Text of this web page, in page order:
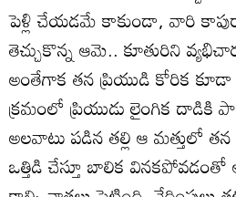
పెళ్లి చేయడమే కాకుండా, వారి
తెచ్చుకొన్న ఆమె.. కూతురిని
అంతేగాక తన ప్రియుడి కోరిక
క్రమంలో ప్రియుడు లైంగిక దాడికి
అలవాటు పడిన తల్లి ఆ మత్తులో
ఒత్తిడి చేస్తూ బాలిక